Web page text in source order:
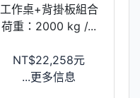
工作桌+背掛板組合
荷重：2000 kg /...
NT$22,258元
...更多信息